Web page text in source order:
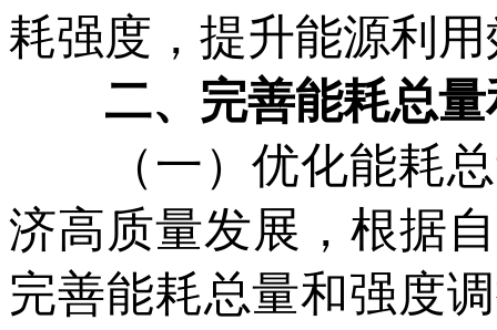
耗强度，提升能源利
二、完善能耗总量
（一）优化能耗总
济高质量发展，根据
完善能耗总量和强度